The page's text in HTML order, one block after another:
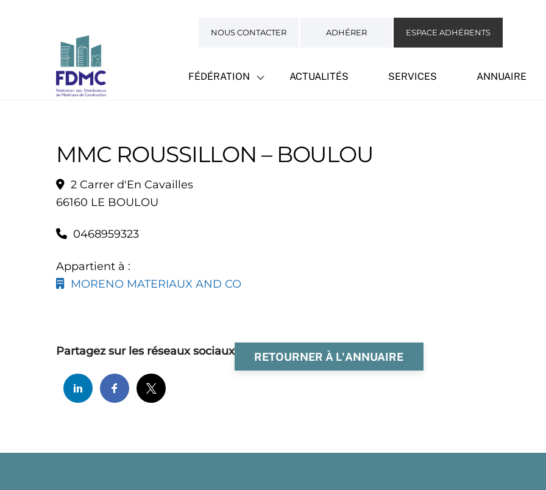
NOUS CONTACTER ADHÉRER ESPACE ADHÉRENTS
FÉDÉRATION ACTUALITÉS SERVICES ANNUAIRE
MMC ROUSSILLON – BOULOU
2 Carrer d'En Cavailles
66160 LE BOULOU
0468959323
Appartient à :
MORENO MATERIAUX AND CO
RETOURNER À L'ANNUAIRE
Partagez sur les réseaux sociaux